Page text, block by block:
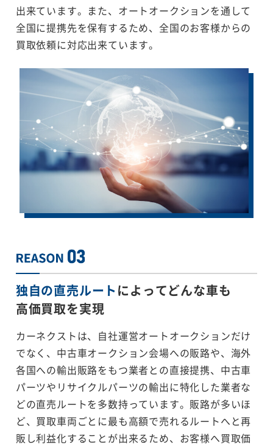
出来ています。また、オートオークションを通して
全国に提携先を保有するため、全国のお客様からの
買取依頼に対応出来ています。
独自の直売ルートによってどんな車も
高価買取を実現
カーネクストは、自社運営オートオークションだけ
でなく、中古車オークション会場への販路や、海外
各国への輸出販路をもつ業者との直接提携、中古車
パーツやリサイクルパーツの輸出に特化した業者な
どの直売ルートを多数持っています。販路が多いほ
ど、買取車両ごとに最も高額で売れるルートへと再
販し利益化することが出来るため、お客様へ買取価